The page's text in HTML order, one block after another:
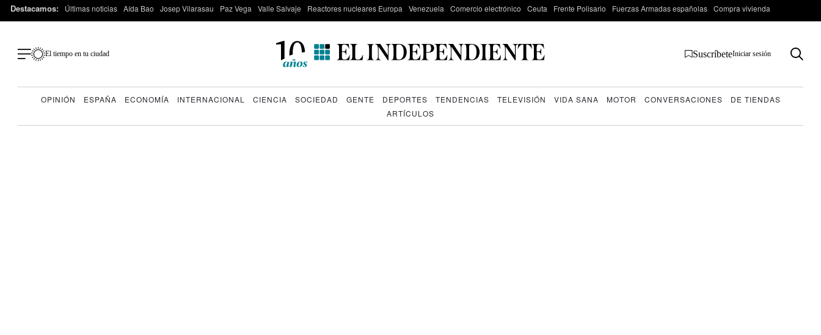
Destacamos: Últimas noticias Aída Bao Josep Vilarasau Paz Vega Valle Salvaje Reactores nucleares Europa Venezuela Comercio electrónico Ceuta Frente Polisario Fuerzas Armadas españolas Compra vivienda
El tiempo en tu ciudad SuscríbeteIniciar sesión
OPINIÓN ESPAÑA ECONOMÍA INTERNACIONAL CIENCIA SOCIEDAD GENTE DEPORTES TENDENCIAS TELEVISIÓN VIDA SANA MOTOR CONVERSACIONES
DE TIENDAS
ARTÍCULOS